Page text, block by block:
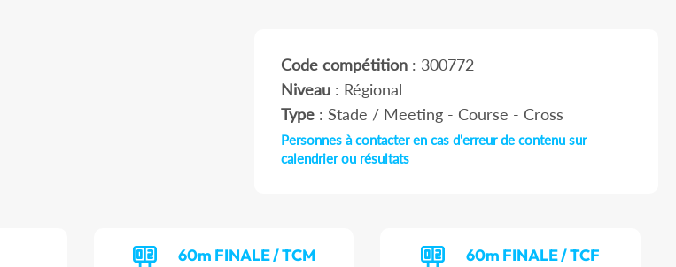
Code compétition: 300772
Niveau: Régional
Type: Stade / Meeting - Course - Cross
Personnes à contacter en cas d'erreur de contenu sur
calendrier ou résultats
60m FINALE / TCM 60m FINALE / TCF